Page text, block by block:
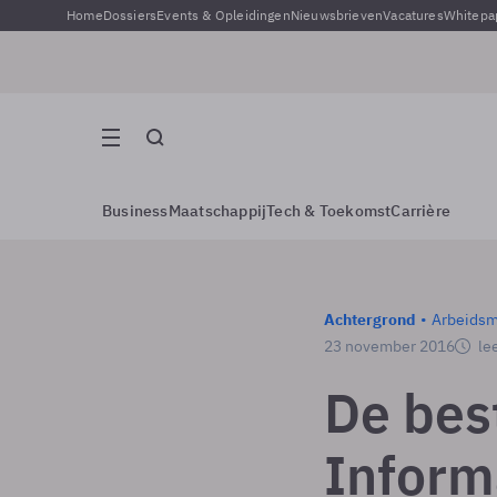
HomeDossiersEvents & OpleidingenNieuwsbrievenVacatures
BusinessMaatschappijTech & ToekomstCarrière
Achtergrond
23 november 2016
De